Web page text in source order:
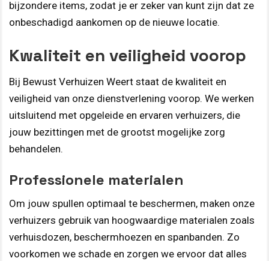
bijzondere items, zodat je er zeker van kunt zijn dat ze
onbeschadigd aankomen op de nieuwe locatie.
Kwaliteit en veiligheid voorop
Bij Bewust Verhuizen Weert staat de kwaliteit en
veiligheid van onze dienstverlening voorop. We werken
uitsluitend met opgeleide en ervaren verhuizers, die
jouw bezittingen met de grootst mogelijke zorg
behandelen.
Professionele materialen
Om jouw spullen optimaal te beschermen, maken onze
verhuizers gebruik van hoogwaardige materialen zoals
verhuisdozen, beschermhoezen en spanbanden. Zo
voorkomen we schade en zorgen we ervoor dat alles